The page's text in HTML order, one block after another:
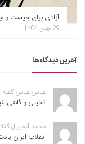
آزادی بیان چیست و
29 بهمن 1404
آخرین دیدگاه‌ها
عباس عباس
تخیلی و گاهی
محمد آدمیرال
انقلاب ایران